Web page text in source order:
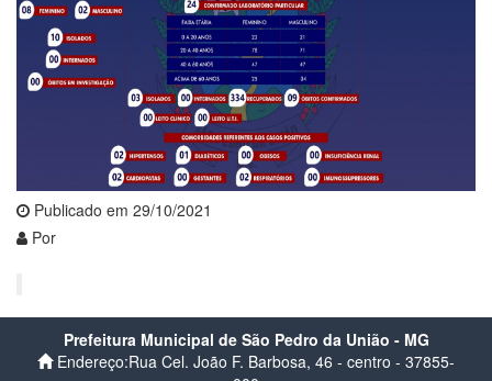
Publicado em 29/10/2021
Por
Prefeitura Municipal de São Pedro da União - MG
Endereço:Rua Cel. João F. Barbosa, 46 - centro - 37855-